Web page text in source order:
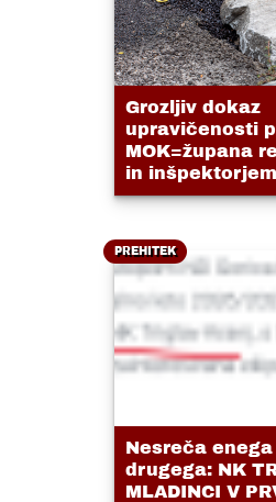
Grozljiv dokaz
upravičenosti
MOK=župana
in
PREHITEK
Nesreča
drugega: NK
MLADINCI V